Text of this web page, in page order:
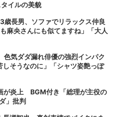
イルの美貌
歳長男、ソファでリラックス仲良
麻央さんにも似てますね」「大人
色気ダダ漏れ俳優の強烈インパク
そうなのに」「シャツ姿艶っぽ
が炎上 BGM付き「総理が主役の
」批判